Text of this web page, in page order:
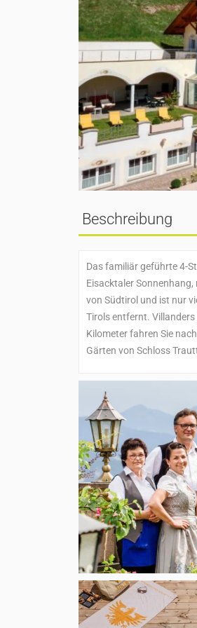
Beschreibung
Das familiär geführte 4-
Eisacktaler
von Südtirol und ist nur
Tirols entfernt.
Kilometer fahren Sie
Gärten von Schloss